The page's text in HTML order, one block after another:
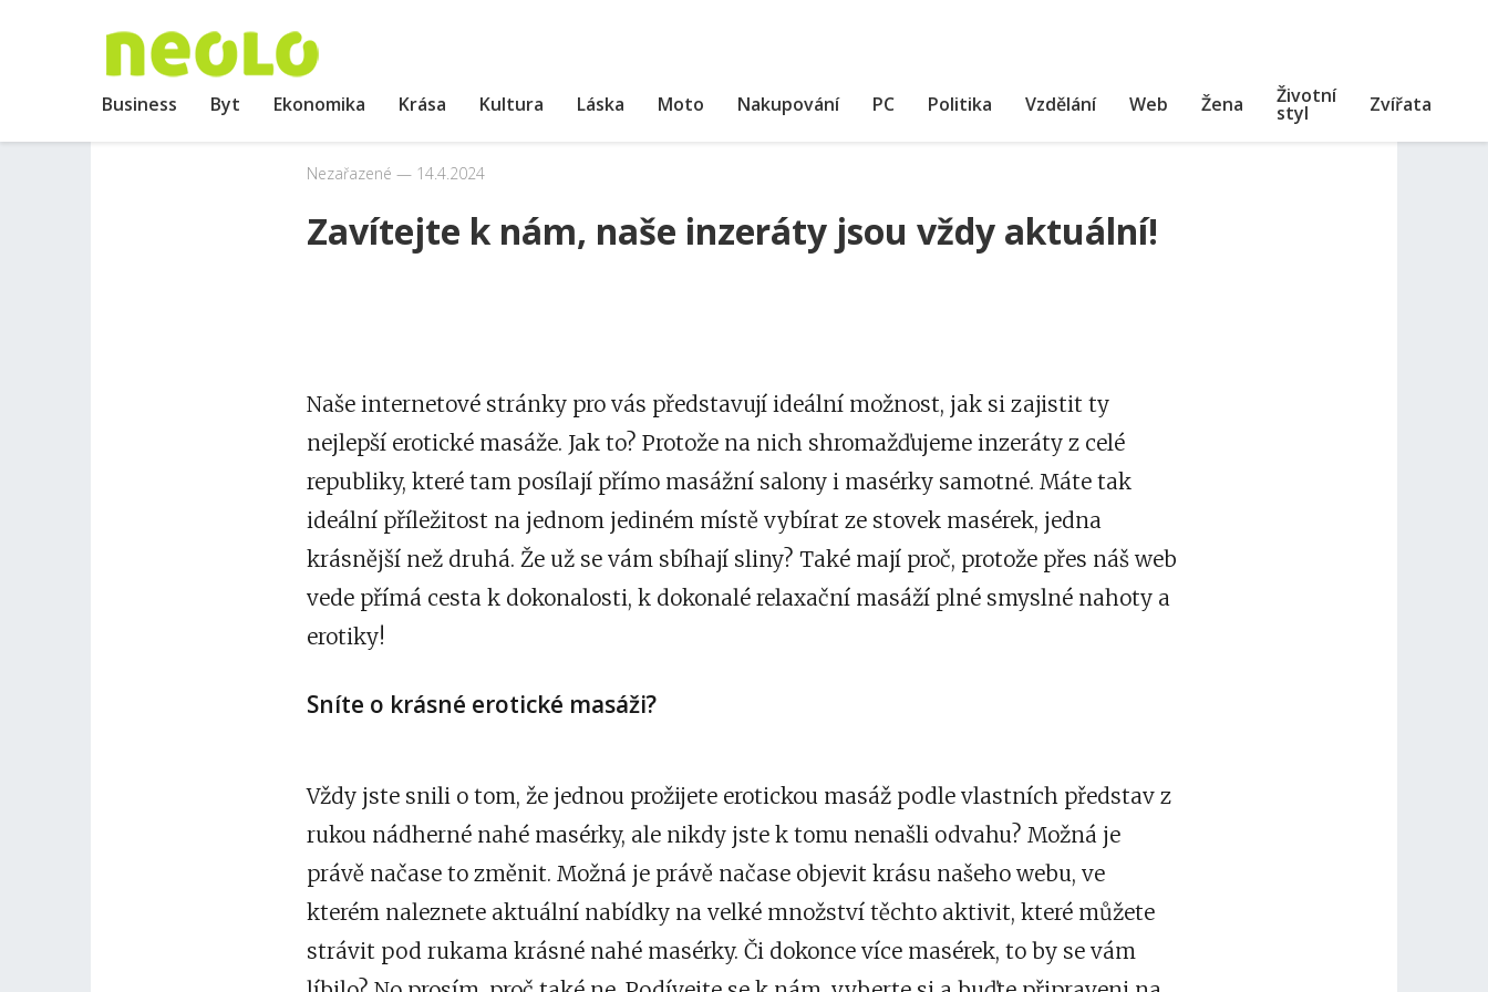
Business Byt Ekonomika Krása Kultura Láska Moto Nakupování PC Politika Vzdělání Web Žena Životní
styl Zvířata
Nezařazené 14.4.2024
Zavítejte k nám, naše inzeráty jsou vždy aktuální!
Naše internetové stránky pro vás představují ideální možnost, jak si zajistit ty
nejlepší erotické masáže. Jak to? Protože na nich shromažďujeme inzeráty z celé
republiky, které tam posílají přímo masážní salony i masérky samotné. Máte tak
ideální příležitost na jednom jediném místě vybírat ze stovek masérek, jedna
krásnější než druhá. Že už se vám sbíhají sliny? Také mají proč, protože přes náš web
vede přímá cesta k dokonalosti, k dokonalé relaxační masáží plné smyslné nahoty a
erotiky!
Sníte o krásné erotické masáži?
Vždy jste snili o tom, že jednou prožijete erotickou masáž podle vlastních představ z
rukou nádherné nahé masérky, ale nikdy jste k tomu nenašli odvahu? Možná je
právě načase to změnit. Možná je právě načase objevit krásu našeho webu, ve
kterém naleznete aktuální nabídky na velké množství těchto aktivit, které můžete
strávit pod rukama krásné nahé masérky. Či dokonce více masérek, to by se vám